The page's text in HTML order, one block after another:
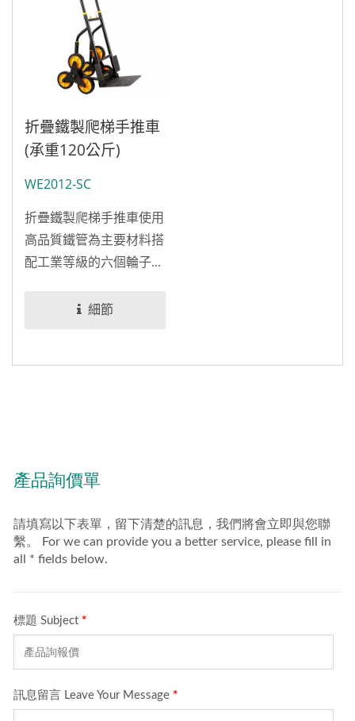
折疊鐵製爬梯手推車
(承重120公斤)
WE2012-SC
折疊鐵製爬梯手推車使用
高品質鐵管為主要材料搭
配工業等級的六個輪子。
超越其他六輪推車的荷重
的工作場所用品的批發與
家、水電器材供應商、大
型賣場與跨境商務等等。
生產或是在我們場內提供
完整的OEM服務。經驗
細節